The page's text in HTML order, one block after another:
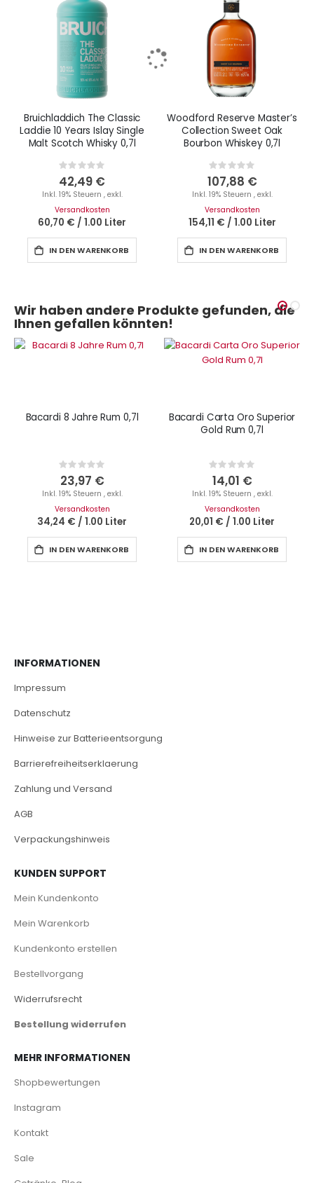
Bruichladdich The Classic
Laddie 10 Years Islay Single
Malt Scotch Whisky 0,7l
Rating:
0%
42,49 €
Inkl. 19% Steuern , exkl.
Versandkosten
60,70 € / 1.00 Liter
IN DEN WARENKORB
Woodford Reserve Master’s
Collection Sweet Oak
Bourbon Whiskey 0,7l
Rating:
0%
107,88 €
Inkl. 19% Steuern , exkl.
Versandkosten
154,11 € / 1.00 Liter
IN DEN WARENKORB
Wir haben andere Produkte gefunden, die
Ihnen gefallen könnten!
Bacardi 8 Jahre Rum 0,7l
Rating:
0%
23,97 €
Inkl. 19% Steuern , exkl.
Versandkosten
34,24 € / 1.00 Liter
IN DEN WARENKORB
Bacardi Carta Oro Superior
Gold Rum 0,7l
Rating:
0%
14,01 €
Inkl. 19% Steuern , exkl.
Versandkosten
20,01 € / 1.00 Liter
IN DEN WARENKORB
INFORMATIONEN
Impressum
Datenschutz
Hinweise zur Batterieentsorgung
Barrierefreiheitserklaerung
Zahlung und Versand
AGB
Verpackungshinweis
KUNDEN SUPPORT
Mein Kundenkonto
Mein Warenkorb
Kundenkonto erstellen
Bestellvorgang
Widerrufsrecht
Bestellung widerrufen
MEHR INFORMATIONEN
Shopbewertungen
Instagram
Kontakt
Sale